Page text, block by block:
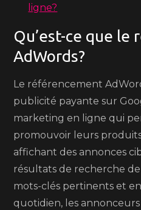
ligne?
Qu’est-ce que
AdWords?
Le référencement
publicité payante sur
marketing en ligne qui
promouvoir leurs
affichant des annonces
résultats de recherche
mots-clés pertinents et
quotidien, les